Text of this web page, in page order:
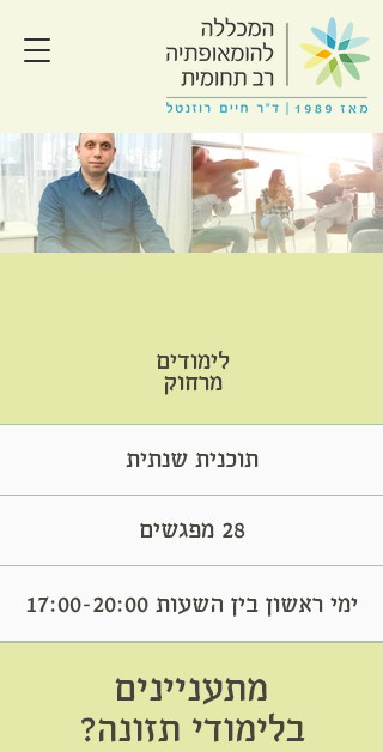
לימודים
מרחוק
תוכנית שנתית
28 מפגשים
ימי ראשון בין השעות 17:00-20:00
מתעניינים
בלימודי תזונה?